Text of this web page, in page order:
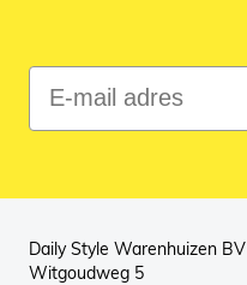
E-mail adres
Daily Style Warenhuizen BV
Witgoudweg 5